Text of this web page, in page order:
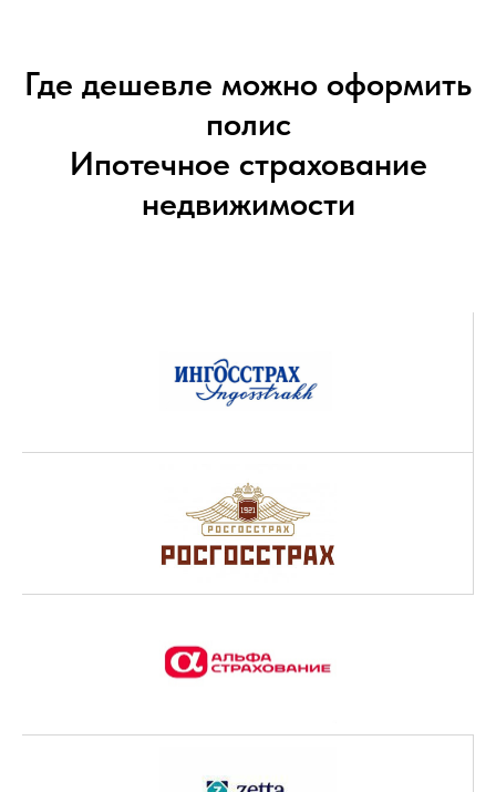
Где дешевле можно оформить
полис
Ипотечное страхование
недвижимости